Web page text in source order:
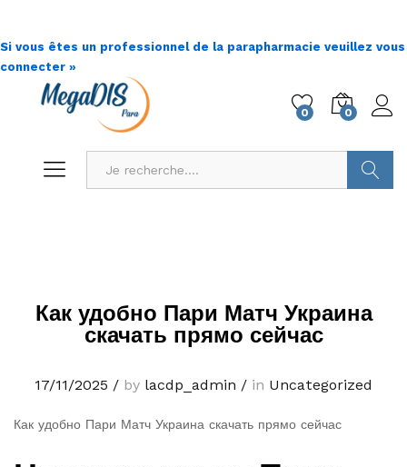
Si vous êtes un professionnel de la parapharmacie veuillez vous
connecter »
0 0
Как удобно Пари Матч Украина
скачать прямо сейчас
17/11/2025 / by lacdp_admin / in Uncategorized
Как удобно Пари Матч Украина скачать прямо сейчас